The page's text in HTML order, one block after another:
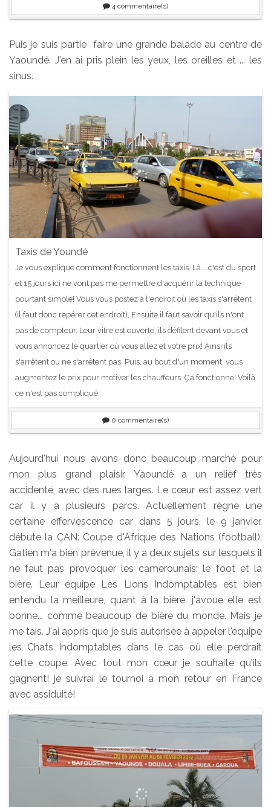
4 commentaire(s)
Puis je suis partie faire une grande balade au centre de
Yaoundé. J'en ai pris plein les yeux, les oreilles et ... les
sinus.
Taxis de Youndé
Je vous explique comment fonctionnent les taxis. Là... c'est du sport
et 15 jours ici ne vont pas me permettre d'acquérir la technique
pourtant simple! Vous vous postez à l'endroit où les taxis s'arrêtent
(il faut donc repérer cet endroit), Ensuite il faut savoir qu'ils n'ont
pas de compteur. Leur vitre est ouverte, ils défilent devant vous et
vous annoncez le quartier où vous allez et votre prix! Ainsi ils
s'arrêtent ou ne s'arrêtent pas. Puis, au bout d'un moment, vous
augmentez le prix pour motiver les chauffeurs. Ça fonctionne! Voilà
ce n'est pas compliqué.
0 commentaire(s)
Aujourd'hui nous avons donc beaucoup marché pour
mon plus grand plaisir. Yaoundé a un relief très
accidenté, avec des rues larges. Le cœur est assez vert
car il y a plusieurs parcs. Actuellement règne une
certaine effervescence car dans 5 jours, le 9 janvier,
débute la CAN: Coupe d'Afrique des Nations (football).
Gatien m'a bien prévenue, il y a deux sujets sur lesquels il
ne faut pas provoquer les camerounais: le foot et la
bière. Leur équipe Les Lions Indomptables est bien
entendu la meilleure, quant à la bière, j'avoue elle est
bonne... comme beaucoup de bière du monde. Mais je
me tais. J'ai appris que je suis autorisée à appeler l'équipe
les Chats Indomptables dans le cas où elle perdrait
cette coupe. Avec tout mon cœur je souhaite qu'ils
gagnent! je suivrai le tournoi à mon retour en France
avec assiduité!